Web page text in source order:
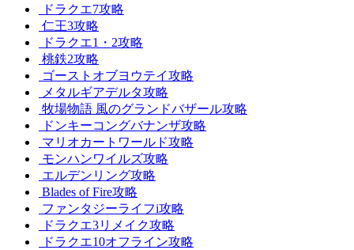
ドラクエ7攻略
仁王3攻略
ドラクエ1・2攻略
桃鉄2攻略
ゴーストオブヨウテイ攻略
メタルギアデルタ攻略
牧場物語 風のグランドバザール攻略
ドンキーコングバナンザ攻略
マリオカートワールド攻略
モンハンワイルズ攻略
エルデンリング攻略
Blades of Fire攻略
ファンタジーライフi攻略
ドラクエ3リメイク攻略
ドラクエ10オフライン攻略